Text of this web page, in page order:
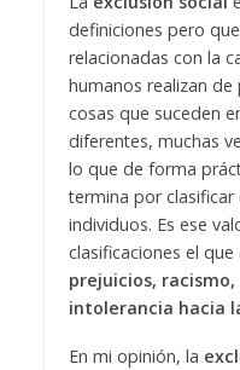
definiciones pero
relacionadas con la
humanos realizan
cosas que suceden
diferentes, muchas
lo que de forma
termina por
individuos. Es ese
clasificaciones el que
prejuicios,
intolerancia hacia
En mi opinión, la